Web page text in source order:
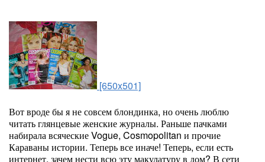
[650x501]
Вот вроде бы я не совсем блондинка, но очень люблю
читать глянцевые женские журналы. Раньше пачками
набирала всяческие Vogue, Cosmopolitan и прочие
Караваны истории. Теперь все иначе! Теперь, если есть
интернет, зачем нести всю эту макулатуру в дом? В сети